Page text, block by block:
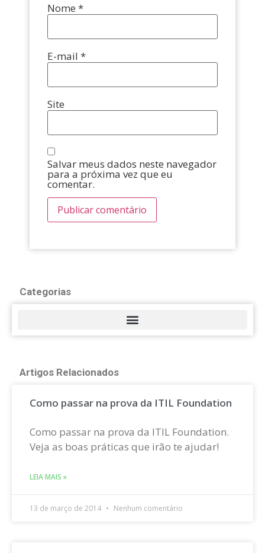
Nome *
E-mail *
Site
Salvar meus dados neste navegador
para a próxima vez que eu
comentar.
Categorias
Artigos Relacionados
Como passar na prova da ITIL Foundation
Como passar na prova da ITIL Foundation.
Veja as boas práticas que irão te ajudar!
LEIA MAIS »
13 de março de 2014 Nenhum comentário